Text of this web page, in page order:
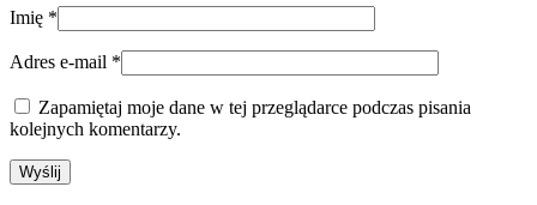
Imię *
Adres e-mail *
Zapamiętaj moje dane w tej przeglądarce podczas pisania
kolejnych komentarzy.